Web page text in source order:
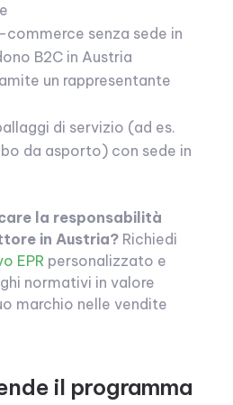
senza sede in
B2C in Austria
un rappresentante
di servizio (ad es.
da asporto) con sede in
la responsabilità
in Austria?Richiedi
EPRpersonalizzato e
normativi in valore
marchio nelle vendite
il programma